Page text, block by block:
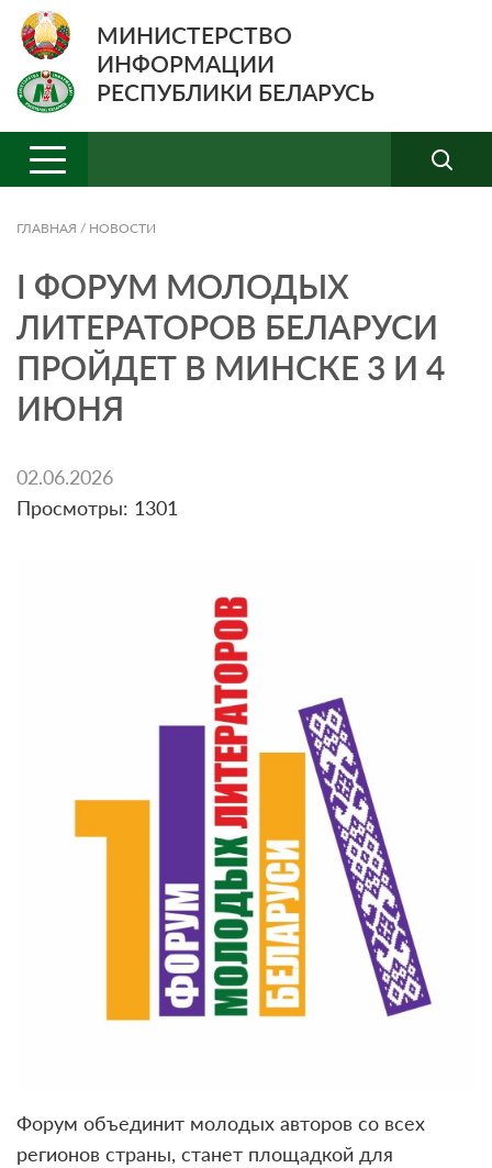
МИНИСТЕРСТВО
ИНФОРМАЦИИ
РЕСПУБЛИКИ БЕЛАРУСЬ
ГЛАВНАЯ / НОВОСТИ
I ФОРУМ МОЛОДЫХ
ЛИТЕРАТОРОВ БЕЛАРУСИ
ПРОЙДЕТ В МИНСКЕ 3 И 4
ИЮНЯ
02.06.2026
Просмотры: 1301
Форум объединит молодых авторов со всех
регионов страны, станет площадкой для